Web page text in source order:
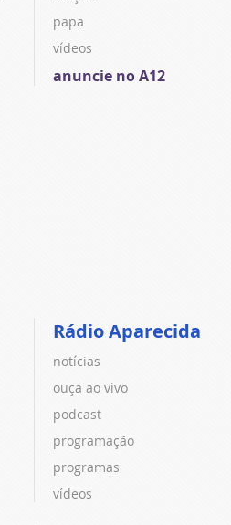
papa
vídeos
anuncie no A12
Rádio Aparecida
notícias
ouça ao vivo
podcast
programação
programas
vídeos